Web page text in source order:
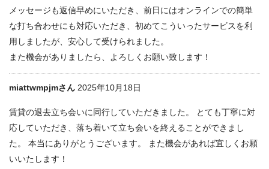
メッセージも返信早めにいただき、前日にはオンラインでの簡単
な打ち合わせにも対応いただき、初めてこういったサービスを利
用しましたが、安心して受けられました。
また機会がありましたら、よろしくお願い致します！
miattwmpjmさん 2025年10月18日
賃貸の退去立ち会いに同行していただきました。 とても丁寧に対
応していただき、落ち着いて立ち会いを終えることができまし
た。 本当にありがとうございます。 また機会があれば宜しくお願
いいたします！